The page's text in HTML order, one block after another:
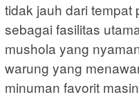
tidak jauh dari tempat
sebagai fasilitas
mushola yang
warung yang
minuman favorit